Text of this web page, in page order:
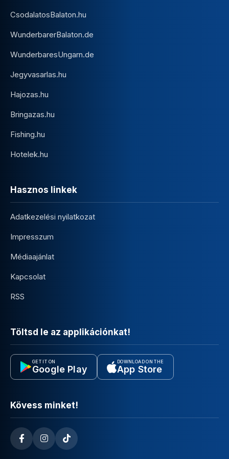
CsodalatosBalaton.hu
WunderbarerBalaton.de
WunderbaresUngarn.de
Jegyvasarlas.hu
Hajozas.hu
Bringazas.hu
Fishing.hu
Hotelek.hu
Hasznos linkek
Adatkezelési nyilatkozat
Impresszum
Médiaajánlat
Kapcsolat
RSS
Töltsd le az applikációnkat!
GET IT ON
Google Play
DOWNLOAD ON THE
App Store
Kövess minket!